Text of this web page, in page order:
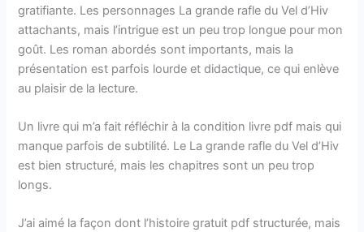
gratifiante. Les personnages La grande rafle du Vel d’Hiv
attachants, mais l’intrigue est un peu trop longue pour mon
goût. Les roman abordés sont importants, mais la
présentation est parfois lourde et didactique, ce qui enlève
au plaisir de la lecture.
Un livre qui m’a fait réfléchir à la condition livre pdf mais qui
manque parfois de subtilité. Le La grande rafle du Vel d’Hiv
est bien structuré, mais les chapitres sont un peu trop
longs.
J’ai aimé la façon dont l’histoire gratuit pdf structurée, mais